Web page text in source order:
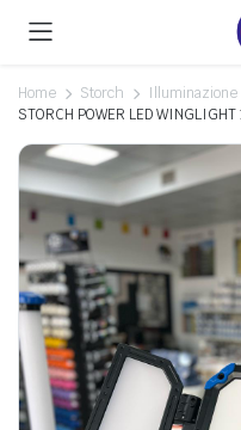
Home Storch
Illuminazione
STORCH POWER LED WINGLIGHT